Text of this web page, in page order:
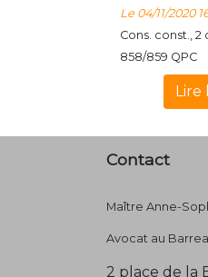
Le 04/11/2020
Cons. const., 2
858/859 QPC
Lire
Contact
Maître Anne-
Avocat au
2 place de la